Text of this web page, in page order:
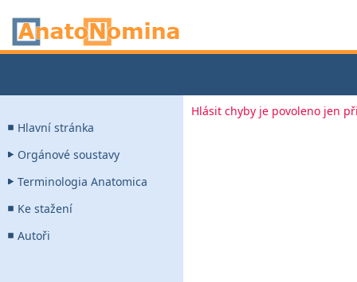
Hlavní stránka
Orgánové soustavy
Terminologia Anatomica
Ke stažení
Autoři
Hlásit chyby je povoleno jen